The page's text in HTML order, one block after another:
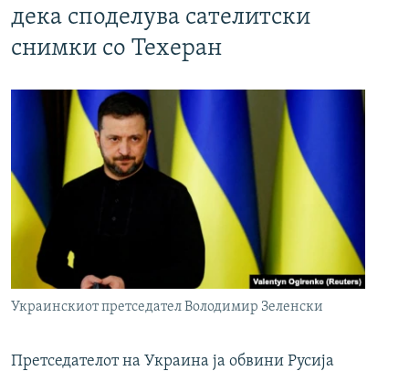
дека споделува сателитски
снимки со Техеран
Украинскиот претседател Володимир Зеленски
Претседателот на Украина ја обвини Русија